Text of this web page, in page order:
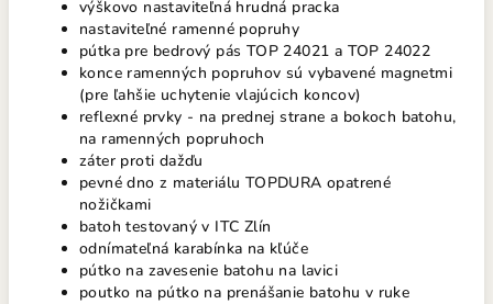
výškovo nastaviteľná hrudná pracka
nastaviteľné ramenné popruhy
pútka pre bedrový pás TOP 24021 a TOP 24022
konce ramenných popruhov sú vybavené magnetmi
(pre ľahšie uchytenie vlajúcich koncov)
reflexné prvky - na prednej strane a bokoch batohu,
na ramenných popruhoch
záter proti dažďu
pevné dno z materiálu TOPDURA opatrené
nožičkami
batoh testovaný v ITC Zlín
odnímateľná karabínka na kľúče
pútko na zavesenie batohu na lavici
poutko na pútko na prenášanie batohu v ruke